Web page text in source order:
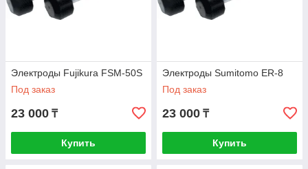
Электроды Fujikura FSM-50S
Под заказ
23 000 ₸
Купить
Электроды Sumitomo ER-8
Под заказ
23 000 ₸
Купить